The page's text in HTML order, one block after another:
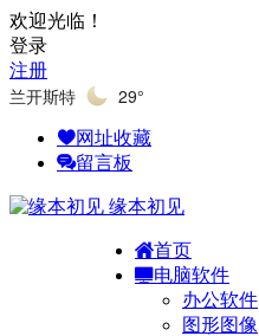
欢迎光临！
登录
注册
兰开斯特 29°
网址收藏
留言板
缘本初见
首页
电脑软件
办公软件
图形图像